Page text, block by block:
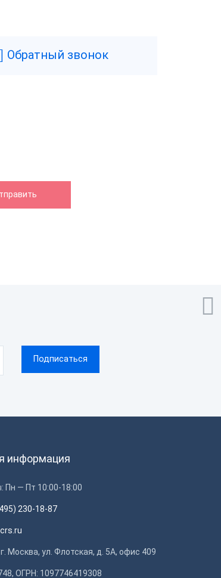
Обратный звонок

информация
Пн — Пт 10:00-18:00
230-18-87
Москва, ул. Флотская, д. 5А, офис 409
ОГРН: 1097746419308